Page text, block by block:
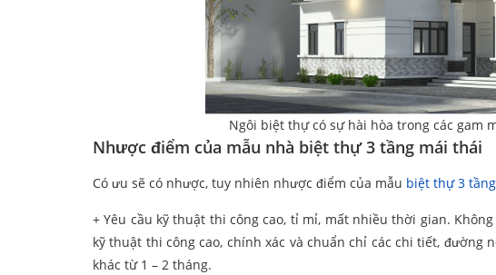
Ngôi biệt thự có sự hài hòa trong các gam
Nhược điểm của mẫu nhà biệt thự 3 tầng mái thái
Có ưu sẽ có nhược, tuy nhiên nhược điểm của mẫu biệt thự 3 tầng
+ Yêu cầu kỹ thuật thi công cao, tỉ mỉ, mất nhiều thời gian.
kỹ thuật thi công cao, chính xác và chuẩn chỉ các chi tiết,
khác từ 1 – 2 tháng.